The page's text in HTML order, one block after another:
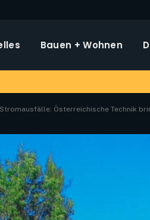
Bauen + Wohnen
Österreichische Technik